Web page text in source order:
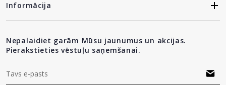
Informācija
Nepalaidiet garām Mūsu jaunumus un akcijas.
Pierakstieties vēstuļu saņemšanai.